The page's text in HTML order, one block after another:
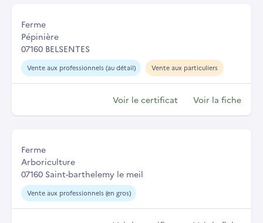
Ferme
Pépinière
07160 BELSENTES
Vente aux professionnels (au détail) Vente aux particuliers
Voir le certificat Voir la fiche
Ferme
Arboriculture
07160 Saint-barthelemy le meil
Vente aux professionnels (en gros)